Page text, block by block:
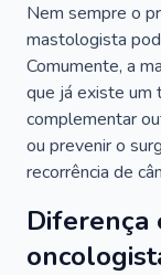
Nem sempre o
mastologista
Comumente, a
que já existe um
complementar
ou prevenir o
recorrência de
Diferença